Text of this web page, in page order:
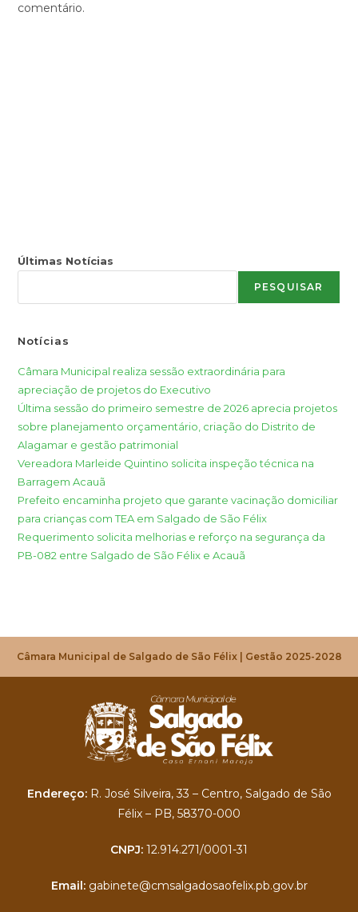
comentário.
Últimas Notícias
PESQUISAR
Notícias
Câmara Municipal realiza sessão extraordinária para
apreciação de projetos do Executivo
Última sessão do primeiro semestre de 2026 aprecia projetos
sobre planejamento orçamentário, criação do Distrito de
Alagamar e gestão patrimonial
Vereadora Marleide Quintino solicita inspeção técnica na
Barragem Acauã
Prefeito encaminha projeto que garante vacinação domiciliar
para crianças com TEA em Salgado de São Félix
Requerimento solicita melhorias e reforço na segurança da
PB-082 entre Salgado de São Félix e Acauã
Câmara Municipal de Salgado de São Félix | Gestão 2025-2028
Endereço: R. José Silveira, 33 – Centro, Salgado de São
Félix – PB, 58370-000
CNPJ: 12.914.271/0001-31
Email: gabinete@cmsalgadosaofelix.pb.gov.br